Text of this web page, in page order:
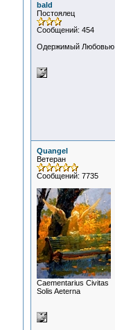
bald
Постоялец
Сообщений: 454
Одержимый Любовью
Quangel
Ветеран
Сообщений: 7735
Сaementarius Civitas
Solis Aeterna